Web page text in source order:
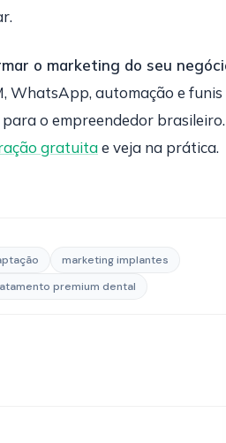
o marketing do seu
WhatsApp, automação e funis
o empreendedor brasileiro.
gratuitae veja na prática.
marketing implantes
premium dental